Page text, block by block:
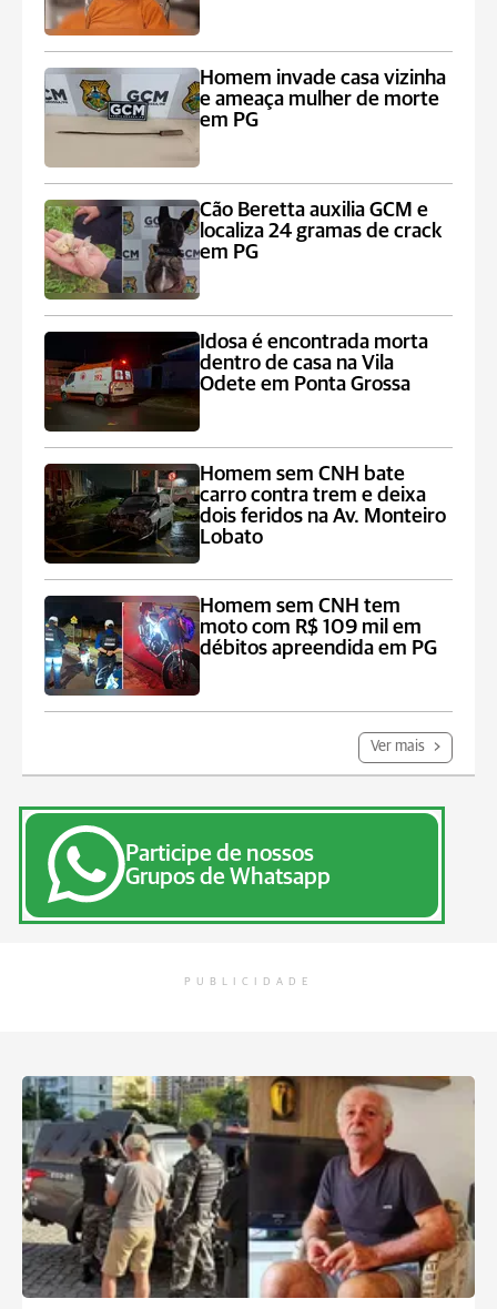
Homem invade casa vizinha
e ameaça mulher de morte
em PG
Cão Beretta auxilia GCM e
localiza 24 gramas de crack
em PG
Idosa é encontrada morta
dentro de casa na Vila
Odete em Ponta Grossa
Homem sem CNH bate
carro contra trem e deixa
dois feridos na Av. Monteiro
Lobato
Homem sem CNH tem
moto com R$ 109 mil em
débitos apreendida em PG
Ver mais
Participe de nossos
Grupos de Whatsapp
PUBLICIDADE